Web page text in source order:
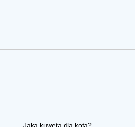
Jaka kuweta dla kota?